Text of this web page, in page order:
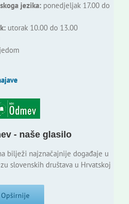
jezika:ponedjeljak 17.00 do
utorak 10.00 do 13.00
- naše glasilo
bilježi najznačajnije događaje u
slovenskih društava u Hrvatskoj
Opširnije